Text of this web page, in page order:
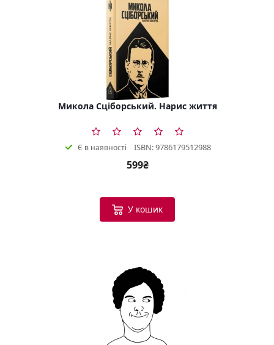
Микола Сціборський. Нарис життя
Є в наявності ISBN: 9786179512988
599₴
У кошик